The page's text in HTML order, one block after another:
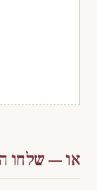
או — שלחו